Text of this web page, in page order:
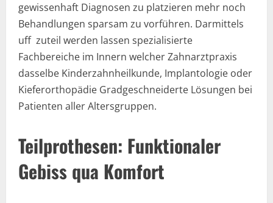
gewissenhaft Diagnosen zu platzieren mehr noch
Behandlungen sparsam zu vorführen. Darmittels
uff zuteil werden lassen spezialisierte
Fachbereiche im Innern welcher Zahnarztpraxis
dasselbe Kinderzahnheilkunde, Implantologie oder
Kieferorthopädie Gradgeschneiderte Lösungen bei
Patienten aller Altersgruppen.
Teilprothesen: Funktionaler
Gebiss qua Komfort